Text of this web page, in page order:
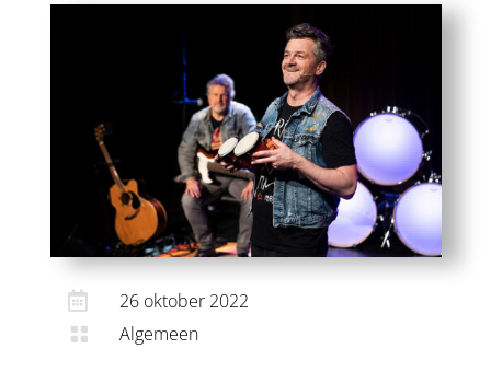
 26 oktober 2022
 Algemeen